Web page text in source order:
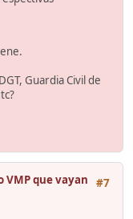
Guardia Civil de
#7
VMP que vayan